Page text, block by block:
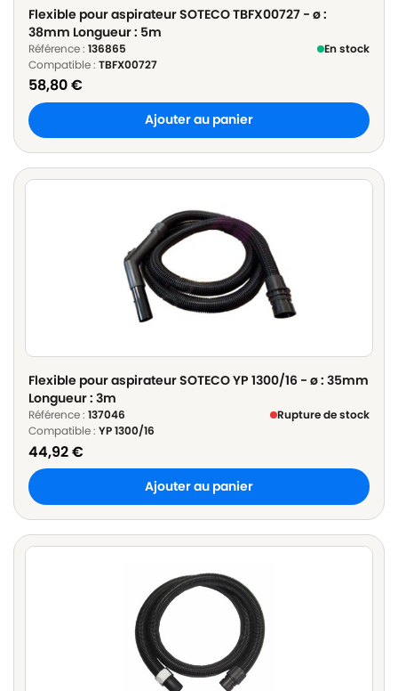
Flexible pour aspirateur SOTECO TBFX00727 - ø :
38mm Longueur : 5m
Référence : 136865
En stock
Compatible : TBFX00727
58,80€
Ajouter au panier
Flexible pour aspirateur SOTECO YP 1300/16 - ø : 35mm
Longueur : 3m
Référence : 137046
Rupture de stock
Compatible : YP 1300/16
44,92€
Ajouter au panier